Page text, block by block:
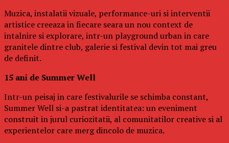
Muzica, instalatii vizuale, performance-uri si interventii
artistice creeaza in fiecare seara un nou context de
intalnire si explorare, intr-un playground urban in care
granitele dintre club, galerie si festival devin tot mai greu
de definit.
15 ani de Summer Well
Intr-un peisaj in care festivalurile se schimba constant,
Summer Well si-a pastrat identitatea: un eveniment
construit in jurul curiozitatii, al comunitatilor creative si al
experientelor care merg dincolo de muzica.